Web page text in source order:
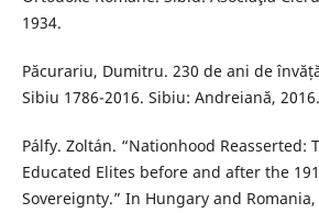
1934.
Păcurariu, Dumitru. 230 de ani de
Sibiu 1786-2016. Sibiu: Andreiană, 2016.
Pálfy. Zoltán. “Nationhood Reasserted:
Educated Elites before and after the
Sovereignty.” In Hungary and